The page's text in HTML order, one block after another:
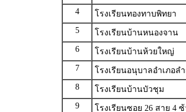
4
โรงเรียนทองทาบพิทยา
5 โรงเรียนบ้านหนองจาน
6 โรงเรียนบ้านห้วยใหญ่
7 โรงเรียนอนุบาลอำเภอ
8 โรงเรียนบ้านบัวชุม
9 โรงเรียนซอย 26 สาย 4 ซ้